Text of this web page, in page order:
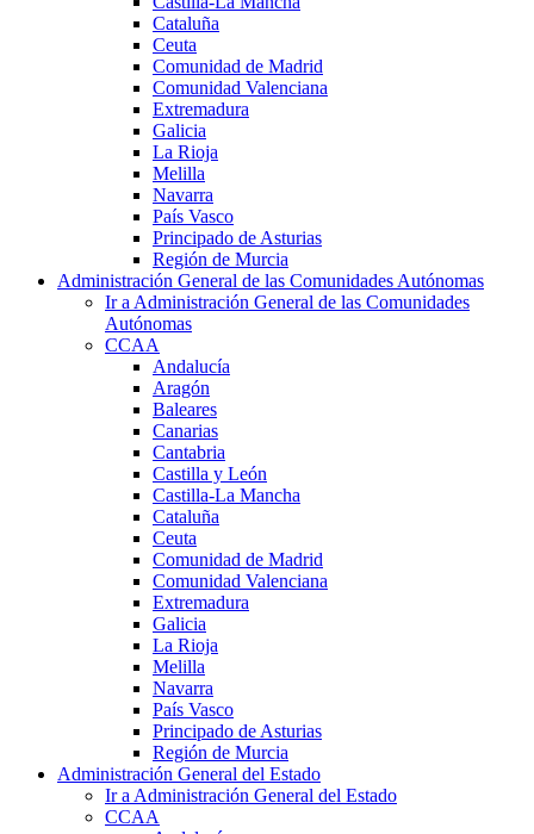
Cataluña
Ceuta
Comunidad de Madrid
Comunidad Valenciana
Extremadura
Galicia
La Rioja
Melilla
Navarra
País Vasco
Principado de Asturias
Región de Murcia
Administración General de las Comunidades Autónomas
Ir a Administración General de las Comunidades
Autónomas
CCAA
Andalucía
Aragón
Baleares
Canarias
Cantabria
Castilla y León
Castilla-La Mancha
Cataluña
Ceuta
Comunidad de Madrid
Comunidad Valenciana
Extremadura
Galicia
La Rioja
Melilla
Navarra
País Vasco
Principado de Asturias
Región de Murcia
Administración General del Estado
Ir a Administración General del Estado
CCAA